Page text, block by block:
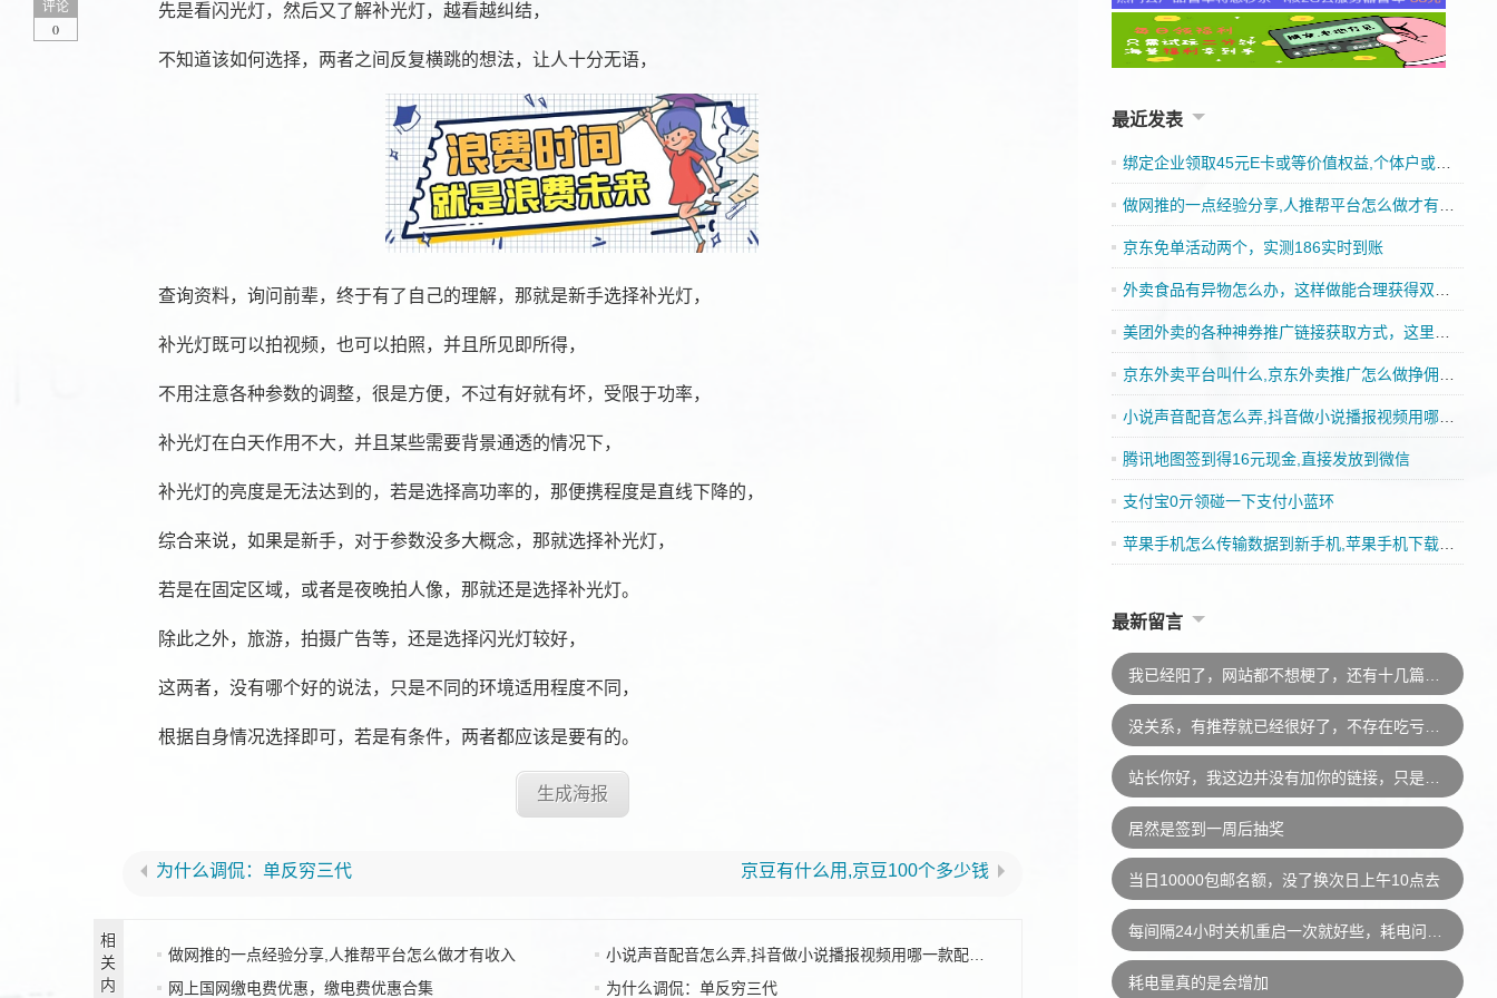
先是看闪光灯，然后又了解补光灯，越看越纠结，
不知道该如何选择，两者之间反复横跳的想法，让人十分无语，
查询资料，询问前辈，终于有了自己的理解，那就是新手选择补光灯，
补光灯既可以拍视频，也可以拍照，并且所见即所得，
不用注意各种参数的调整，很是方便，不过有好就有坏，受限于功率，
补光灯在白天作用不大，并且某些需要背景通透的情况下，
补光灯的亮度是无法达到的，若是选择高功率的，那便携程度是直线下降的，
综合来说，如果是新手，对于参数没多大概念，那就选择补光灯，
若是在固定区域，或者是夜晚拍人像，那就还是选择补光灯。
除此之外，旅游，拍摄广告等，还是选择闪光灯较好，
这两者，没有哪个好的说法，只是不同的环境适用程度不同，
根据自身情况选择即可，若是有条件，两者都应该是要有的。
生成海报
评论
0
为什么调侃：单反穷三代 京豆有什么用,京豆100个多少钱
相
关
内
做网推的一点经验分享,人推帮平台怎么做才有收入
小说声音配音怎么弄,抖音做小说播报视频用哪一款配音好
网上国网缴电费优惠，缴电费优惠合集
为什么调侃：单反穷三代
最近发表
绑定企业领取45元E卡或等价值权益,个体户或者企业皆可
做网推的一点经验分享,人推帮平台怎么做才有收入
京东免单活动两个，实测186实时到账
外卖食品有异物怎么办，这样做能合理获得双重赔偿
美团外卖的各种神券推广链接获取方式，这里都可以找到
京东外卖平台叫什么,京东外卖推广怎么做挣佣金的
小说声音配音怎么弄,抖音做小说播报视频用哪一款配音好
腾讯地图签到得16元现金,直接发放到微信
支付宝0亓领碰一下支付小蓝环
苹果手机怎么传输数据到新手机,苹果手机下载App有收益吗
最新留言
居然是签到一周后抽奖
当日10000包邮名额，没了换次日上午10点去
耗电量真的是会增加